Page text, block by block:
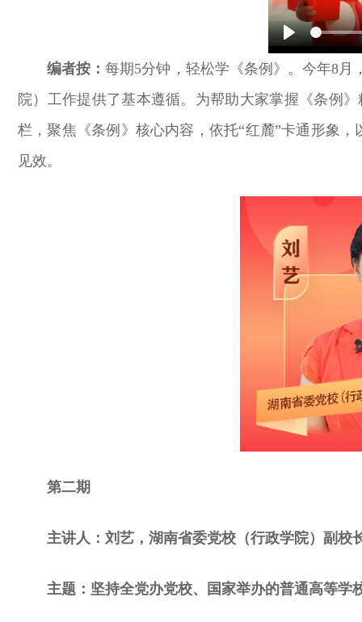
Play
编者按：每期5分钟，轻松学《条例》。今年8
院）工作提供了基本遵循。为帮助大家掌握《条例
栏，聚焦《条例》核心内容，依托“红麓”卡通形象
见效。
第二期
主讲人：刘艺，湖南省委党校（行政学院）副校
主题：坚持全党办党校、国家举办的普通高等学